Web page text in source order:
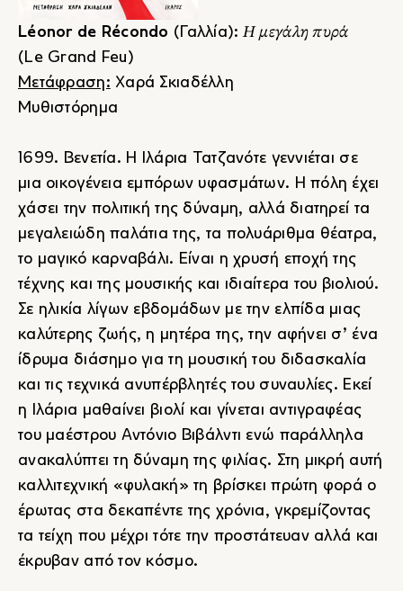
Léonor de Récondo (Γαλλία): Η μεγάλη πυρά
(Le Grand Feu)
Μετάφραση: Χαρά Σκιαδέλλη
Μυθιστόρημα
1699. Βενετία. Η Ιλάρια Τατζανότε γεννιέται σε
μια οικογένεια εμπόρων υφασμάτων. Η πόλη έχει
χάσει την πολιτική της δύναμη, αλλά διατηρεί τα
μεγαλειώδη παλάτια της, τα πολυάριθμα θέατρα,
το μαγικό καρναβάλι. Είναι η χρυσή εποχή της
τέχνης και της μουσικής και ιδιαίτερα του βιολιού.
Σε ηλικία λίγων εβδομάδων με την ελπίδα μιας
καλύτερης ζωής, η μητέρα της, την αφήνει σ’ ένα
ίδρυμα διάσημο για τη μουσική του διδασκαλία
και τις τεχνικά ανυπέρβλητές του συναυλίες. Εκεί
η Ιλάρια μαθαίνει βιολί και γίνεται αντιγραφέας
του μαέστρου Αντόνιο Βιβάλντι ενώ παράλληλα
ανακαλύπτει τη δύναμη της φιλίας. Στη μικρή αυτή
καλλιτεχνική «φυλακή» τη βρίσκει πρώτη φορά ο
έρωτας στα δεκαπέντε της χρόνια, γκρεμίζοντας
τα τείχη που μέχρι τότε την προστάτευαν αλλά και
έκρυβαν από τον κόσμο.